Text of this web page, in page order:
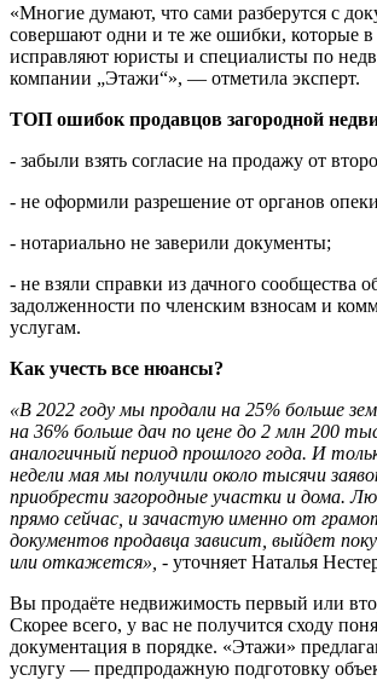
«Многие думают, что сами разберутся с
совершают одни и те же ошибки, которые
исправляют юристы и специалисты по
компании „Этажи“», — отметила эксперт.
ТОП ошибок продавцов загородной
- забыли взять согласие на продажу от
- не оформили разрешение от органов
- нотариально не заверили документы;
- не взяли справки из дачного сообщества
задолженности по членским взносам и
услугам.
Как учесть все нюансы?
«В 2022 году мы продали на 25% больше
на 36% больше дач по цене до 2 млн 200
аналогичный период прошлого года. И
недели мая мы получили около тысячи
приобрести загородные участки и дома.
прямо сейчас, и зачастую именно от
документов продавца зависит, выйдет
или откажется», - уточняет Наталья
Вы продаёте недвижимость первый или
Скорее всего, у вас не получится сходу
документация в порядке. «Этажи»
услугу — предпродажную подготовку